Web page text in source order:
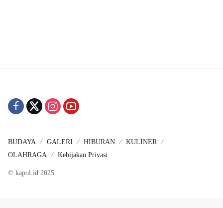
BUDAYA GALERI HIBURAN
KULINER
OLAHRAGA
Kebijakan Privasi
© kapol.id 2025